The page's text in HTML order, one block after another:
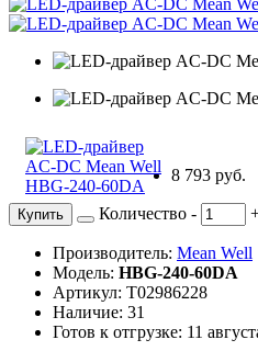
8 793 руб.
Купить Количество -
Производитель: Mean Well
Модель: HBG-240-60DA
Артикул: Т02986228
Наличие: 31
Готов к отгрузке: 11